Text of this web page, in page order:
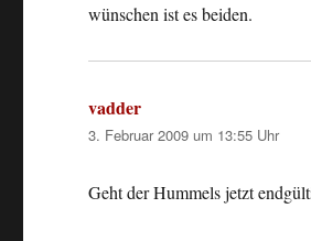
wünschen ist es beiden.
vadder
3. Februar 2009 um 13:55 Uhr
Geht der Hummels jetzt